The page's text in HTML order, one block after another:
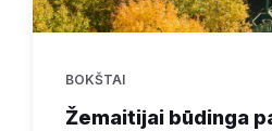
BOKŠTAI
Žemaitijai būdinga